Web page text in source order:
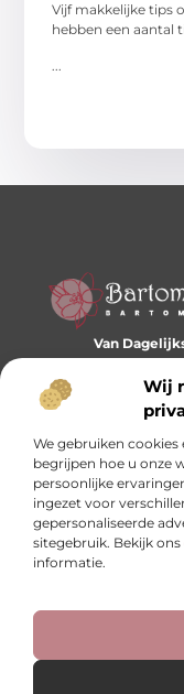
Wij
We gebruiken
begrijpen hoe u onze
persoonlijke
ingezet voor
gepersonaliseerde
sitegebruik. Bekijk ons
informatie.
Vijf makkelijke tips
hebben een aantal
Van
Ontdek een
dagelijks
Onze informatie
@2025